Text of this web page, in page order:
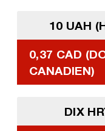
10 UAH
0,37 CAD
CANADIEN)
DIX